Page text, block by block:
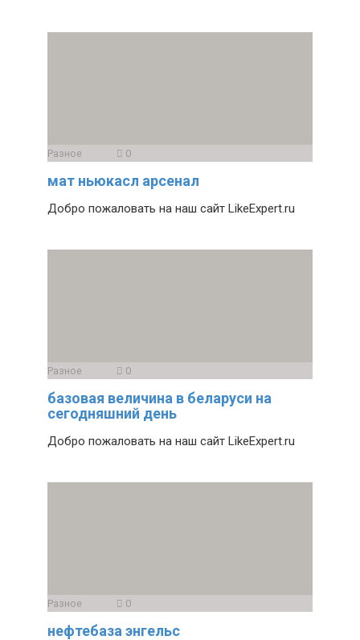
Разное 0
мат ньюкасл арсенал
Добро пожаловать на наш сайт LikeExpert.ru
Разное 0
базовая величина в беларуси на
сегодняшний день
Добро пожаловать на наш сайт LikeExpert.ru
Разное 0
нефтебаза энгельс